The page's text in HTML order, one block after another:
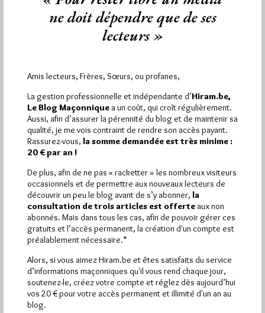
1717, la…
Aux origines de la franc-maçonnerie
sur la RTBF 2/2
Par Géplu
Vendredi 11/09/20
ne doit dépendre que de ses
lecteurs »
Amis lecteurs, Frères, Sœurs, ou profanes,
La gestion professionnelle et indépendante d’Hiram.be,
Le Blog Maçonnique a un coût, qui croît régulièrement.
Aussi, afin d’assurer la pérennité du blog et de maintenir sa
qualité, je me vois contraint de rendre son accès payant.
Rassurez-vous, la somme demandée est très minime :
20 € par an !
De plus, afin de ne pas « racketter » les nombreux visiteurs
occasionnels et de permettre aux nouveaux lecteurs de
découvrir un peu le blog avant de s’y abonner, la
consultation de trois articles est offerte aux non
abonnés. Mais dans tous les cas, afin de pouvoir gérer ces
gratuits et l’accès permanent, la création d'un compte est
préalablement nécessaire.*
Alors, si vous aimez Hiram.be et êtes satisfaits du service
d’informations maçonniques qu'il vous rend chaque jour,
soutenez-le, créez votre compte et réglez dès aujourd’hui
vos 20 € pour votre accès permanent et illimité d'un an au
blog.